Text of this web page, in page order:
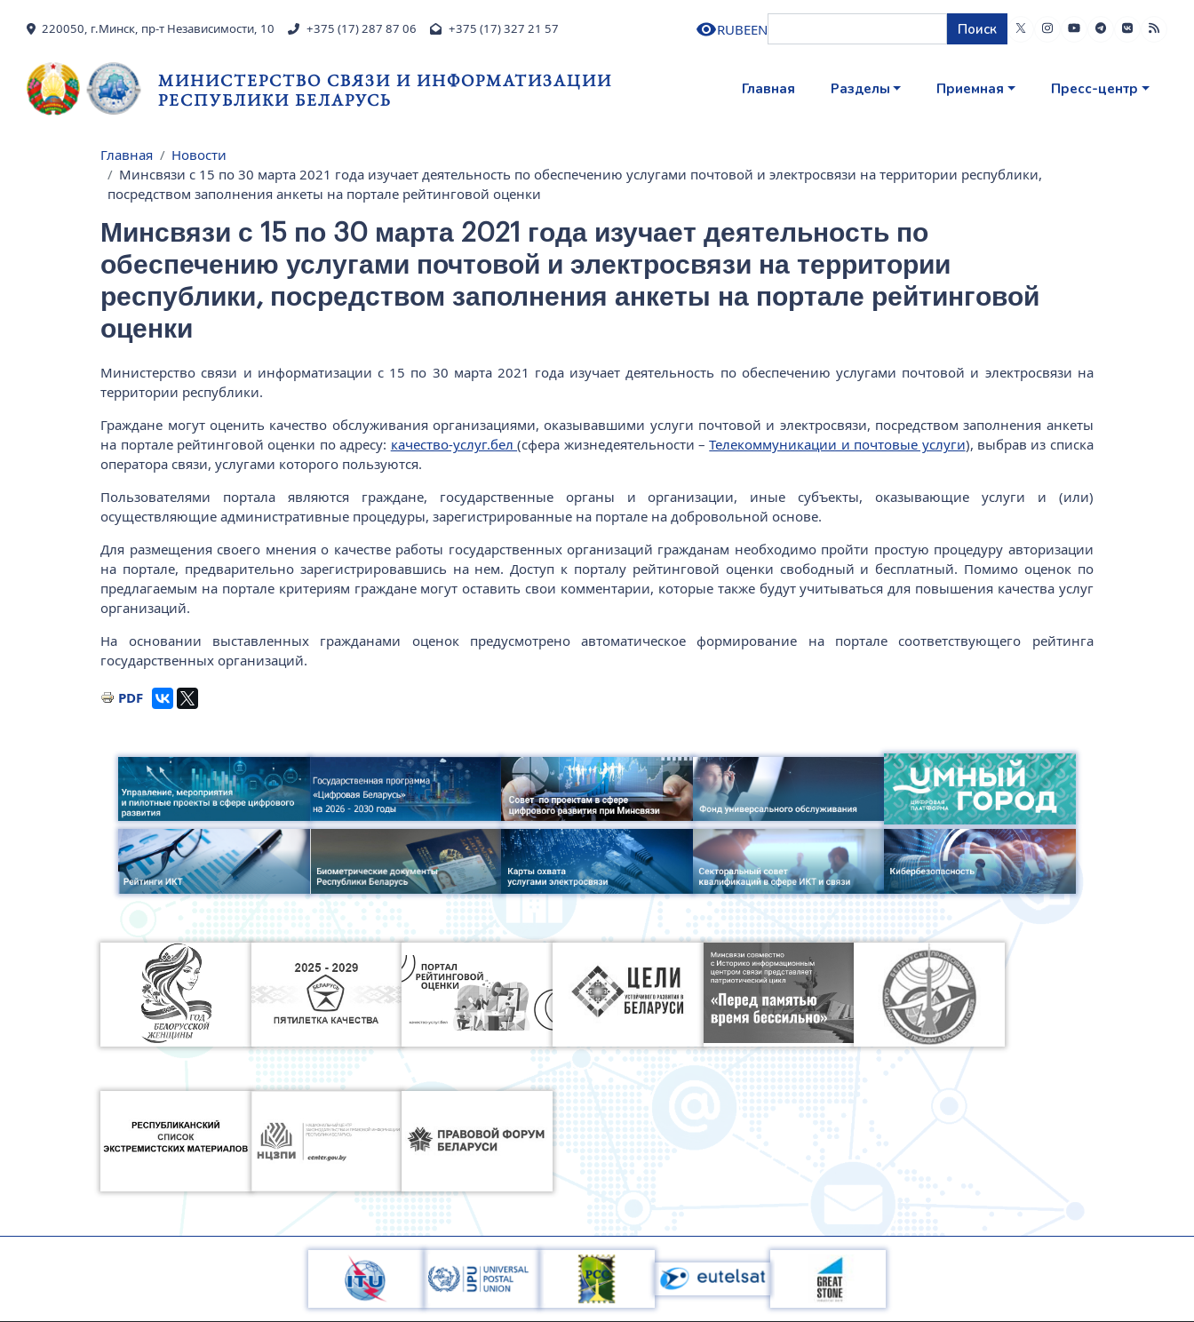
220050, г.Минск, пр-т Независимости, 10 +375 (17) 287 87 06 +375 (17) 327 21 57 RUBEEN Поиск
МИНИСТЕРСТВО СВЯЗИ И ИНФОРМАТИЗАЦИИ
РЕСПУБЛИКИ БЕЛАРУСЬ
Главная Разделы Приемная Пресс-центр
Строка навигации
Главная
Новости
Минсвязи с 15 по 30 марта 2021 года изучает деятельность по обеспечению услугами почтовой и электросвязи на территории республики,
посредством заполнения анкеты на портале рейтинговой оценки
Минсвязи с 15 по 30 марта 2021 года изучает деятельность по
обеспечению услугами почтовой и электросвязи на территории
республики, посредством заполнения анкеты на портале рейтинговой
оценки
Министерство связи и информатизации с 15 по 30 марта 2021 года изучает деятельность по обеспечению услугами почтовой и электросвязи на
территории республики.
Граждане могут оценить качество обслуживания организациями, оказывавшими услуги почтовой и электросвязи, посредством заполнения анкеты
на портале рейтинговой оценки по адресу: качество-услуг.бел(сфера жизнедеятельности –Телекоммуникации и почтовые услуги), выбрав из списка
оператора связи, услугами которого пользуются.
Пользователями портала являются граждане, государственные органы и организации, иные субъекты, оказывающие услуги и (или)
осуществляющие административные процедуры, зарегистрированные на портале на добровольной основе.
Для размещения своего мнения о качестве работы государственных организаций гражданам необходимо пройти простую процедуру авторизации
на портале, предварительно зарегистрировавшись на нем. Доступ к порталу рейтинговой оценки свободный и бесплатный. Помимо оценок по
предлагаемым на портале критериям граждане могут оставить свои комментарии, которые также будут учитываться для повышения качества услуг
организаций.
На основании выставленных гражданами оценок предусмотрено автоматическое формирование на портале соответствующего рейтинга
государственных организаций.
PDF